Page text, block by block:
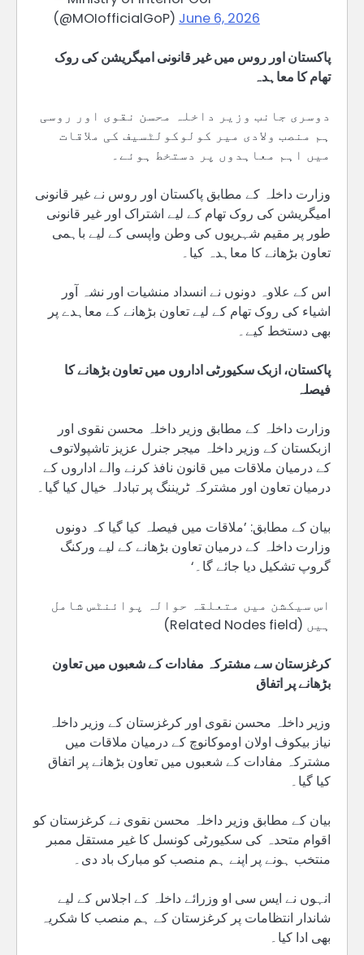
(@MOIofficialGoP) June 6, 2026
پاکستان اور روس میں غیر قانونی امیگریشن کی روک
تھام کا معاہدہ
دوسری جانب وزیر داخلہ محسن نقوی اور روسی
ہم منصب ولادی میر کولوکولٹسیف کی ملاقات
میں اہم معاہدوں پر دستخط ہوئے۔
وزارت داخلہ کے مطابق پاکستان اور روس نے غیر قانونی
امیگریشن کی روک تھام کے لیے اشتراک اور غیر قانونی
طور پر مقیم شہریوں کی وطن واپسی کے لیے باہمی
تعاون بڑھانے کا معاہدہ کیا۔
اس کے علاوہ دونوں نے انسداد منشیات اور نشہ آور
اشیاء کی روک تھام کے لیے تعاون بڑھانے کے معاہدے پر
بھی دستخط کیے۔
پاکستان، ازبک سکیورٹی اداروں میں تعاون بڑھانے کا
فیصلہ
وزارت داخلہ کے مطابق وزیر داخلہ محسن نقوی اور
ازبکستان کے وزیر داخلہ میجر جنرل عزیز تاشپولاتوڡ
کے درمیان ملاقات میں قانون نافذ کرنے والے اداروں کے
درمیان تعاون اور مشترکہ ٹریننگ پر تبادلہ خیال کیا گیا۔
بیان کے مطابق: ’ملاقات میں فیصلہ کیا گیا کہ دونوں
وزارت داخلہ کے درمیان تعاون بڑھانے کے لیے ورکنگ
گروپ تشکیل دیا جائے گا۔‘
اس سیکشن میں متعلقہ حوالہ پوائنٹس شامل
ہیں (Related Nodes field)
کرغزستان سے مشترکہ مفادات کے شعبوں میں تعاون
بڑھانے پر اتفاق
وزیر داخلہ محسن نقوی اور کرغزستان کے وزیر داخلہ
نیاز بیکوف اولان اوموکانوچ کے درمیان ملاقات میں
مشترکہ مفادات کے شعبوں میں تعاون بڑھانے پر اتفاق
کیا گیا۔
بیان کے مطابق وزیر داخلہ محسن نقوی نے کرغزستان کو
اقوام متحدہ کی سکیورٹی کونسل کا غیر مستقل ممبر
منتخب ہونے پر اپنے ہم منصب کو مبارک باد دی۔
انہوں نے ایس سی او وزرائے داخلہ کے اجلاس کے لیے
شاندار انتظامات پر کرغزستان کے ہم منصب کا شکریہ
بھی ادا کیا۔